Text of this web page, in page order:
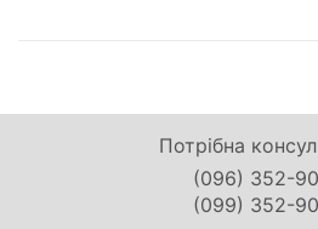
Потрібна
(096) 352-
(099) 352-